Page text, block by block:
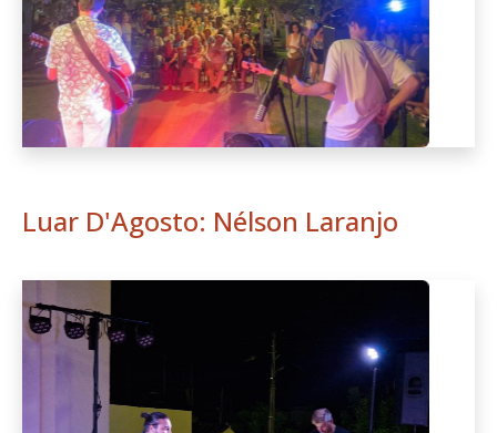
Luar D'Agosto: Nélson Laranjo